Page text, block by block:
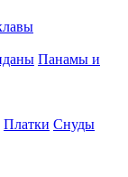
Панамы и
Платки Снуды